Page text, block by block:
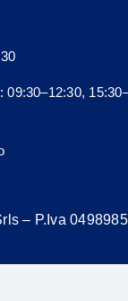
09:30–12:30,
– P.Iva